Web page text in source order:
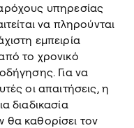
υπηρεσίας
να πληρούνται
εμπειρία
το χρονικό
Για να
οι απαιτήσεις, η
διαδικασία
καθορίσει τον